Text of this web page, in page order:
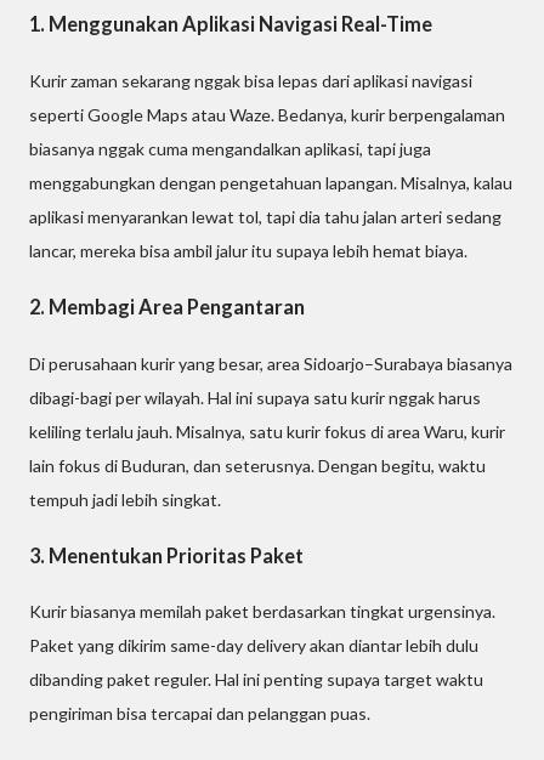
1. Menggunakan Aplikasi Navigasi Real-Time
Kurir zaman sekarang nggak bisa lepas dari aplikasi navigasi
seperti Google Maps atau Waze. Bedanya, kurir berpengalaman
biasanya nggak cuma mengandalkan aplikasi, tapi juga
menggabungkan dengan pengetahuan lapangan. Misalnya, kalau
aplikasi menyarankan lewat tol, tapi dia tahu jalan arteri sedang
lancar, mereka bisa ambil jalur itu supaya lebih hemat biaya.
2. Membagi Area Pengantaran
Di perusahaan kurir yang besar, area Sidoarjo–Surabaya biasanya
dibagi-bagi per wilayah. Hal ini supaya satu kurir nggak harus
keliling terlalu jauh. Misalnya, satu kurir fokus di area Waru, kurir
lain fokus di Buduran, dan seterusnya. Dengan begitu, waktu
tempuh jadi lebih singkat.
3. Menentukan Prioritas Paket
Kurir biasanya memilah paket berdasarkan tingkat urgensinya.
Paket yang dikirim same-day delivery akan diantar lebih dulu
dibanding paket reguler. Hal ini penting supaya target waktu
pengiriman bisa tercapai dan pelanggan puas.